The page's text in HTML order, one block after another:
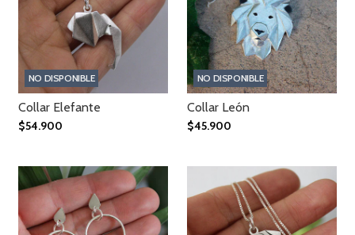
NO DISPONIBLE
Collar Elefante
$54.900
NO DISPONIBLE
Collar León
$45.900